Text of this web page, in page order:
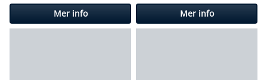
Mer info Mer info